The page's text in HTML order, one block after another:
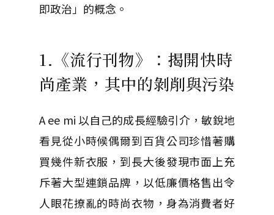
即政治」的概念。
1.《流行刊物》：揭開快時
尚產業，其中的剝削與污染
A ee mi 以自己的成長經驗引介，敏銳地
看見從小時候偶爾到百貨公司珍惜著購
買幾件新衣服，到長大後發現市面上充
斥著大型連鎖品牌，以低廉價格售出令
人眼花撩亂的時尚衣物，身為消費者好